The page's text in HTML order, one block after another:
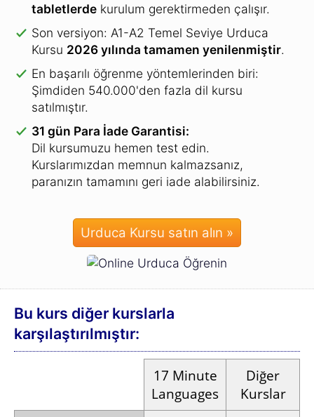
tabletlerde kurulum gerektirmeden çalışır.
Son versiyon: A1-A2 Temel Seviye Urduca
Kursu 2026 yılında tamamen yenilenmiştir.
En başarılı öğrenme yöntemlerinden biri:
Şimdiden 540.000'den fazla dil kursu
satılmıştır.
31 gün Para İade Garantisi:
Dil kursumuzu hemen test edin.
Kurslarımızdan memnun kalmazsanız,
paranızın tamamını geri iade alabilirsiniz.
Urduca Kursu satın alın »
Bu kurs diğer kurslarla
karşılaştırılmıştır:
17 Minute
Languages
Diğer
Kurslar